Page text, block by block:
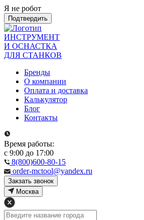
Я не робот
Подтвердить
ИНСТРУМЕНТ
И ОСНАСТКА
ДЛЯ СТАНКОВ
Бренды
О компании
Оплата и доставка
Калькулятор
Блог
Контакты
Время работы:
с 9:00 до 17:00
8(800)600-80-15
order-mctool@yandex.ru
Закзать звонок
Москва